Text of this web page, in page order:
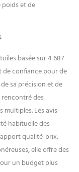
sportifs
et de
basée sur 4 687
de confiance pour de
sa précision et de
des
Les avis
habituelle des
qualité-prix.
elle offre des
un budget plus